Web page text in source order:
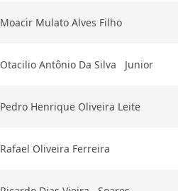
Moacir Mulato Alves Filho
Otacilio Antônio Da Silva Junior
Pedro Henrique Oliveira Leite
Rafael Oliveira Ferreira